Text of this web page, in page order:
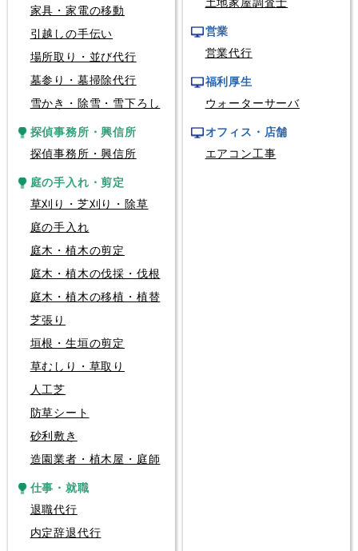
家具・家電の移動
引越しの手伝い
場所取り・並び代行
墓参り・墓掃除代行
雪かき・除雪・雪下ろし
探偵事務所・興信所
探偵事務所・興信所
庭の手入れ・剪定
草刈り・芝刈り・除草
庭の手入れ
庭木・植木の剪定
庭木・植木の伐採・伐根
庭木・植木の移植・植替
芝張り
垣根・生垣の剪定
草むしり・草取り
人工芝
防草シート
砂利敷き
造園業者・植木屋・庭師
仕事・就職
退職代行
内定辞退代行
土地家屋調査士
営業
営業代行
福利厚生
ウォーターサーバ
オフィス・店舗
エアコン工事